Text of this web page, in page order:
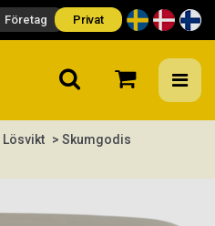
Företag Privat
Lösvikt > Skumgodis